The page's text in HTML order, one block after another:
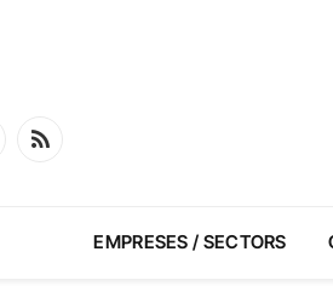
RSS
EMPRESES / SECTORS